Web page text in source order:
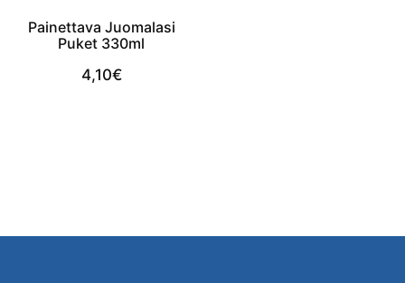
Painettava Juomalasi
Puket 330ml
4,10€